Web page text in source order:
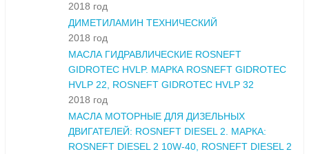
2018 год
ДИМЕТИЛАМИН ТЕХНИЧЕСКИЙ
2018 год
МАСЛА ГИДРАВЛИЧЕСКИЕ ROSNEFT
GIDROTEC HVLP. МАРКА ROSNEFT GIDROTEC
HVLP 22, ROSNEFT GIDROTEC HVLP 32
2018 год
МАСЛА МОТОРНЫЕ ДЛЯ ДИЗЕЛЬНЫХ
ДВИГАТЕЛЕЙ: ROSNEFT DIESEL 2. МАРКА:
ROSNEFT DIESEL 2 10W-40, ROSNEFT DIESEL 2